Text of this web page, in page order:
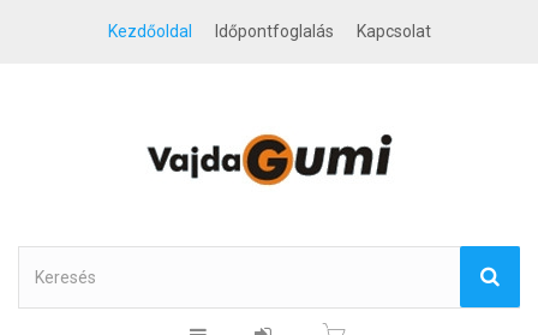
Kezdőoldal Időpontfoglalás Kapcsolat